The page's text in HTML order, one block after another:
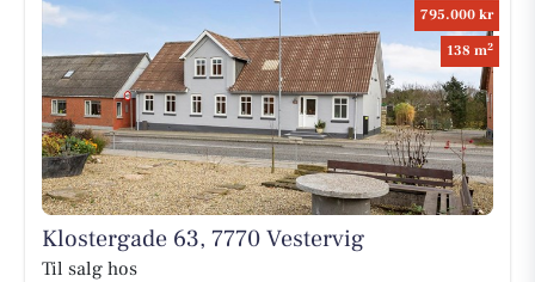
795.000 kr
138 m2
Klostergade 63, 7770 Vestervig
Til salg hos